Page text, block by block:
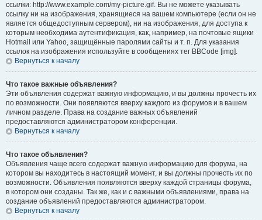
ссылки: http://www.example.com/my-picture.gif. Вы не можете указывать
ссылку ни на изображения, хранящиеся на вашем компьютере (если он не
является общедоступным сервером), ни на изображения, для доступа к
которым необходима аутентификация, как, например, на почтовые ящики
Hotmail или Yahoo, защищённые паролями сайты и т. п. Для указания
ссылок на изображения используйте в сообщениях тег BBCode [img].
Вернуться к началу
Что такое важные объявления?
Эти объявления содержат важную информацию, и вы должны прочесть их
по возможности. Они появляются вверху каждого из форумов и в вашем
личном разделе. Права на создание важных объявлений
предоставляются администратором конференции.
Вернуться к началу
Что такое объявления?
Объявления чаще всего содержат важную информацию для форума, на
котором вы находитесь в настоящий момент, и вы должны прочесть их по
возможности. Объявления появляются вверху каждой страницы форума,
в котором они созданы. Так же, как и с важными объявлениями, права на
создание объявлений предоставляются администратором.
Вернуться к началу